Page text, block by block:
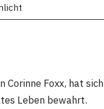
Corinne Foxx, hat sich
Leben bewahrt.